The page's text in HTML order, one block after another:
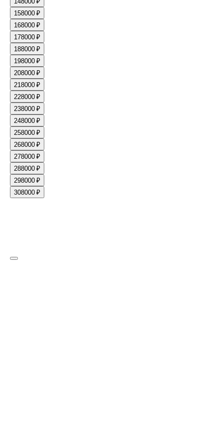
158000 ₽
168000 ₽
178000 ₽
188000 ₽
198000 ₽
208000 ₽
218000 ₽
228000 ₽
238000 ₽
248000 ₽
258000 ₽
268000 ₽
278000 ₽
288000 ₽
298000 ₽
308000 ₽